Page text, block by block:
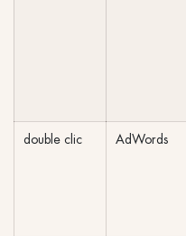
double clic AdWords